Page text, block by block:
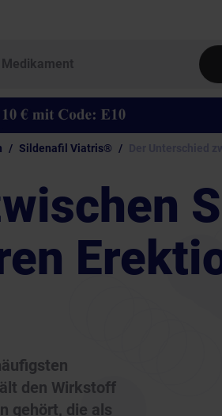
Sildenafil Viatris®
den Wirkstoff
gehört, die als